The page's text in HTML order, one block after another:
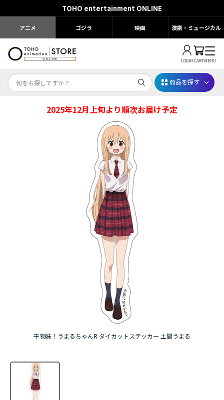
TOHO entertainment ONLINE
アニメ ゴジラ 映画 演劇・ミュージカル
LOGIN CARTMENU
Dr.STONE STONE FES.2026
薬屋のひとりごと 夏の園遊会2026
アニメ『僕のヒーローアカデミア』10周年
ハイキュー!!ジャージ＆ユニフォーム
『無職転生Ⅲ ～異世界行ったら本気だす～』
『ふつつかな悪女ではございますが ～雛宮蝶鼠と
商品を探す
2025年12月上旬より順次お届け予定
干物妹！うまるちゃんR ダイカットステッカー 土間うまる